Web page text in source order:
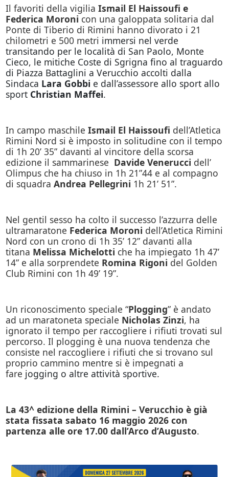
Il favoriti della vigilia Ismail El Haissoufi e
Federica Moroni con una galoppata solitaria dal
Ponte di Tiberio di Rimini hanno divorato i 21
chilometri e 500 metri immersi nel verde
transitando per le località di San Paolo, Monte
Cieco, le mitiche Coste di Sgrigna fino al traguardo
di Piazza Battaglini a Verucchio accolti dalla
Sindaca Lara Gobbi e dall’assessore allo sport allo
sport Christian Maffei.
In campo maschile Ismail El Haissoufi dell’Atletica
Rimini Nord si è imposto in solitudine con il tempo
di 1h 20’ 35” davanti al vincitore della scorsa
edizione il sammarinese Davide Venerucci dell’
Olimpus che ha chiuso in 1h 21”44 e al compagno
di squadra Andrea Pellegrini 1h 21’ 51”.
Nel gentil sesso ha colto il successo l’azzurra delle
ultramaratone Federica Moroni dell’Atletica Rimini
Nord con un crono di 1h 35’ 12” davanti alla
titana Melissa Michelotti che ha impiegato 1h 47’
14” e alla sorprendete Romina Rigoni del Golden
Club Rimini con 1h 49’ 19”.
Un riconoscimento speciale “Plogging” è andato
ad un maratoneta speciale Nicholas Zinzi, ha
ignorato il tempo per raccogliere i rifiuti trovati sul
percorso. Il plogging è una nuova tendenza che
consiste nel raccogliere i rifiuti che si trovano sul
proprio cammino mentre si è impegnati a
fare jogging o altre attività sportive.
La 43^ edizione della Rimini – Verucchio è già
stata fissata sabato 16 maggio 2026 con
partenza alle ore 17.00 dall’Arco d’Augusto.